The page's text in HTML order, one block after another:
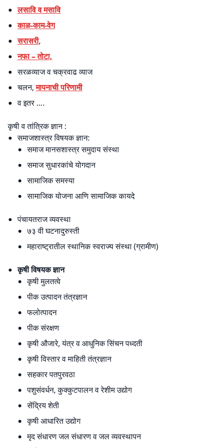
लसावि व मसावि
काळ-काम-वेग
सरासरी,
नफा – तोटा,
सरळव्याज व चक्रवाढ व्याज
चलन,मापनाची परिणामी
व इतर ….
कृषी व तांत्रिक ज्ञान :
समाजशास्त्र विषयक ज्ञान:
समाज मानसशास्त्र समुदाय संस्था
समाज सुधारकांचे योगदान
सामाजिक समस्या
सामाजिक योजना आणि सामाजिक कायदे
पंचायतराज व्यवस्था
७३ वी घटनादुरुस्ती
महाराष्ट्रातील स्थानिक स्वराज्य संस्था (ग्रामीण)
कृषी विषयक ज्ञान
कृषी मुलतत्वे
पीक उत्पादन तंत्रज्ञान
फलोत्पादन
पीक संरक्षण
कृषी औजारे, यंत्र व आधुनिक सिंचन पध्दती
कृषी विस्तार व माहिती तंत्रज्ञान
सहकार पतपुरवठा
पशुसंवर्धन, कुक्कुटपालन व रेशीम उद्योग
सेंद्रिय शेती
कृषी आधारित उद्योग
मृद संधारण जल संधारण व जल व्यवस्थापन